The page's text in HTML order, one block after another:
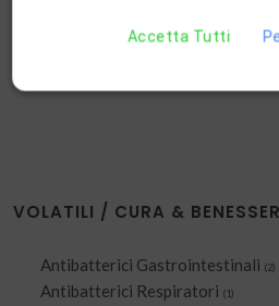
VOLATILI / CURA &
Antibatterici Gastrointestinali (2)
Antibatterici Respiratori (1)
Accetta Tutti